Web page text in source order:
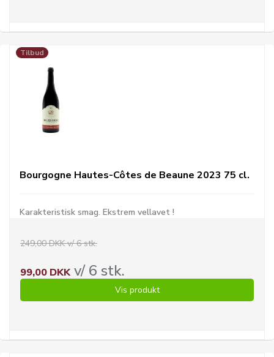
Tilbud
Bourgogne Hautes-Côtes de Beaune 2023 75 cl.
Karakteristisk smag. Ekstrem vellavet !
249,00 DKK v/ 6 stk.
99,00 DKKv/ 6 stk.
Vis produkt